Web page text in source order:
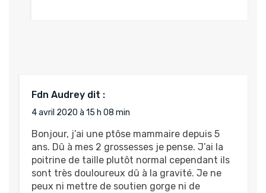
Fdn Audrey dit :
4 avril 2020 à 15 h 08 min
Bonjour, j’ai une ptôse mammaire depuis 5
ans. Dû à mes 2 grossesses je pense. J’ai la
poitrine de taille plutôt normal cependant ils
sont très douloureux dû à la gravité. Je ne
peux ni mettre de soutien gorge ni de